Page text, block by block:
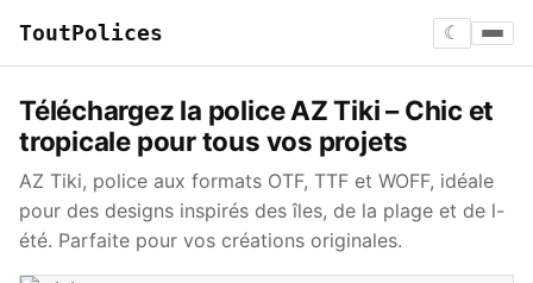
ToutPolices ☾
Téléchargez la police AZ Tiki – Chic et
tropicale pour tous vos projets
AZ Tiki, police aux formats OTF, TTF et WOFF, idéale
pour des designs inspirés des îles, de la plage et de l-
été. Parfaite pour vos créations originales.